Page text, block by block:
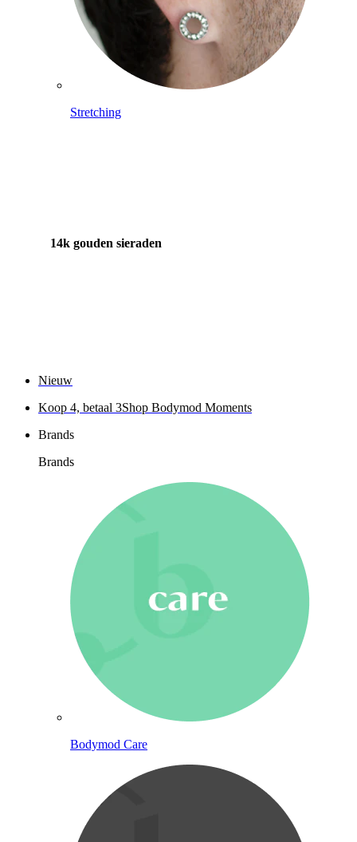
Stretching
14k gouden sieraden
Nieuw
Koop 4, betaal 3Shop Bodymod Moments
Brands
Brands
Bodymod Care